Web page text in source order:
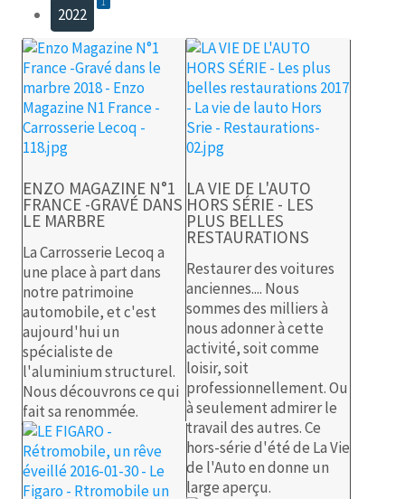
2022
ENZO MAGAZINE N°1
FRANCE -GRAVÉ DANS
LE MARBRE
La Carrosserie Lecoq a
une place à part dans
notre patrimoine
automobile, et c'est
aujourd'hui un
spécialiste de
l'aluminium structurel.
Nous découvrons ce qui
fait sa renommée.
LA VIE DE L'AUTO
HORS SÉRIE - LES
PLUS BELLES
RESTAURATIONS
Restaurer des voitures
anciennes.... Nous
sommes des milliers à
nous adonner à cette
activité, soit comme
loisir, soit
professionnellement. Ou
à seulement admirer le
travail des autres. Ce
hors-série d'été de La Vie
de l'Auto en donne un
large aperçu.